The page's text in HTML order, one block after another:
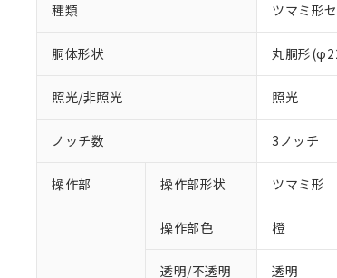
種類 ツマミ形
胴体形状 丸胴形
照光/非照光 照光
ノッチ数 3ノッチ
操作部 操作部形状 ツマミ形
操作部色 橙
透明/不透明 透明